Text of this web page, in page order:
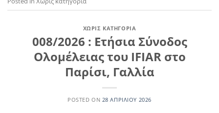
ΧΩΡΊΣ ΚΑΤΗΓΟΡΊΑ
008/2026 : Ετήσια Σύνοδος
Ολομέλειας του IFIAR στο
Παρίσι, Γαλλία
POSTED ON 28 ΑΠΡΙΛΊΟΥ 2026